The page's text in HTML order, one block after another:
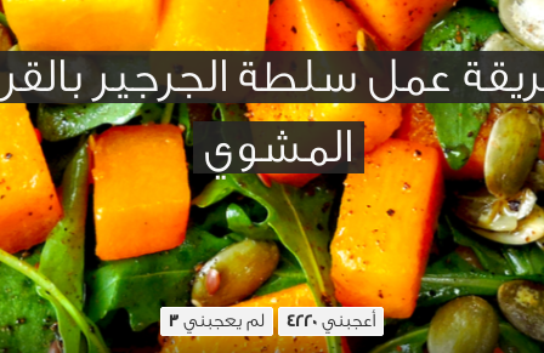
عمل سلطة الجرجير
المشوي
أعجبني 4220 لم يعجبني 3